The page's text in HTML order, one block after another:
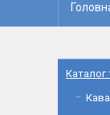
Каталог
Кава